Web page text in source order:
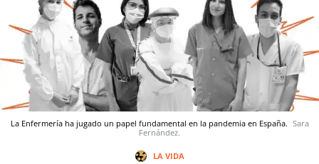
La Enfermería ha jugado un papel fundamental en la pandemia en España. Sara
Fernández.
LA VIDA